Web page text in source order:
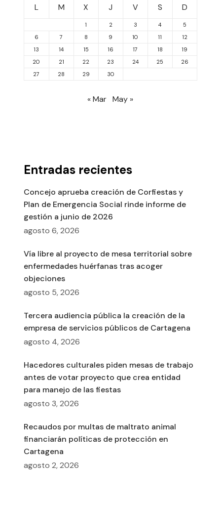
L
M X J V S D
1 2 3 4
5
6
7 8 9 10 11
12
13
14 15 16 17 18
19
20
21 22 23 24 25
26
27
28 29 30
« Mar May »
Entradas recientes
Concejo aprueba creación de Corfiestas y
Plan de Emergencia Social rinde informe de
gestión a junio de 2026
agosto 6, 2026
Vía libre al proyecto de mesa territorial sobre
enfermedades huérfanas tras acoger
objeciones
agosto 5, 2026
Tercera audiencia pública la creación de la
empresa de servicios públicos de Cartagena
agosto 4, 2026
Hacedores culturales piden mesas de trabajo
antes de votar proyecto que crea entidad
para manejo de las fiestas
agosto 3, 2026
Recaudos por multas de maltrato animal
financiarán políticas de protección en
Cartagena
agosto 2, 2026